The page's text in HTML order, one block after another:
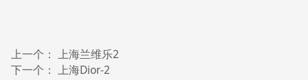
上一个： 上海兰维乐2
下一个： 上海Dior-2